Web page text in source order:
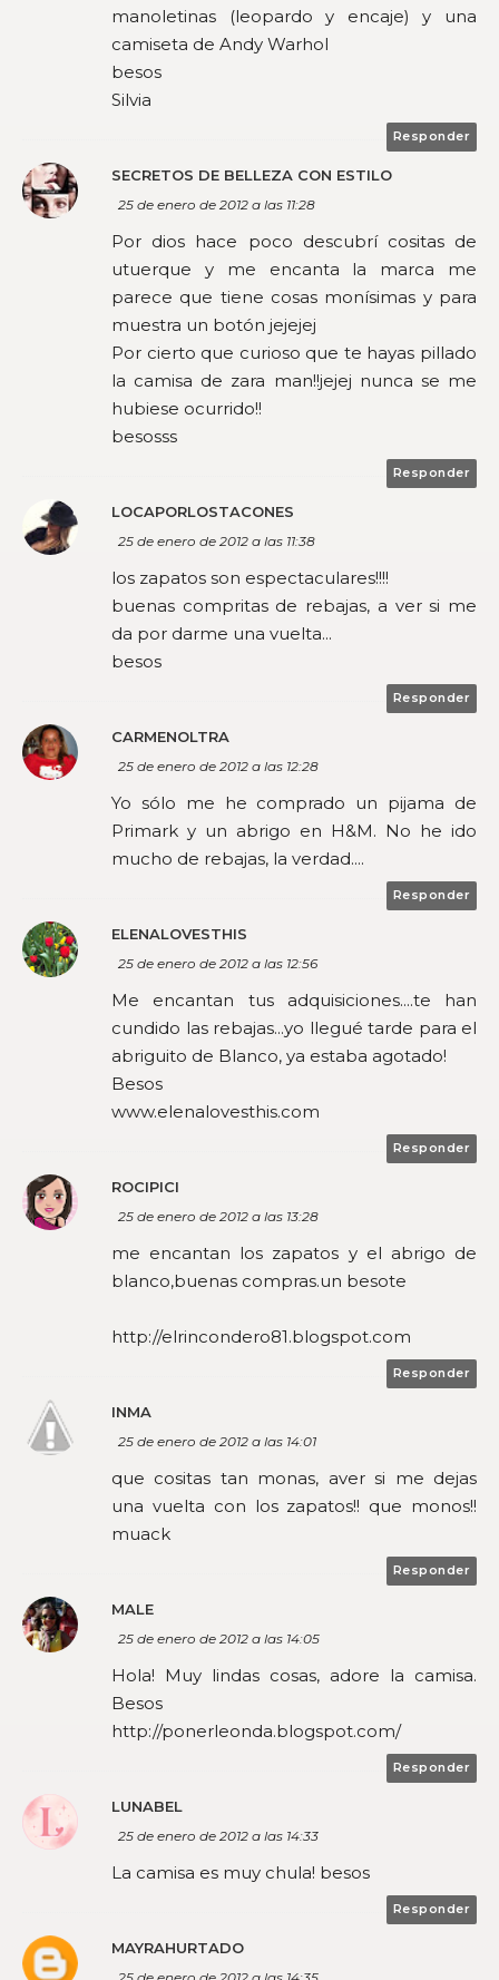
manoletinas (leopardo y encaje) y una
camiseta de Andy Warhol
besos
Silvia
Responder
SECRETOS DE BELLEZA CON ESTILO
25 de enero de 2012 a las 11:28
Por dios hace poco descubrí cositas de
utuerque y me encanta la marca me
parece que tiene cosas monísimas y para
muestra un botón jejejej
Por cierto que curioso que te hayas pillado
la camisa de zara man!!jejej nunca se me
hubiese ocurrido!!
besosss
Responder
LOCAPORLOSTACONES
25 de enero de 2012 a las 11:38
los zapatos son espectaculares!!!!
buenas compritas de rebajas, a ver si me
da por darme una vuelta...
besos
Responder
CARMENOLTRA
25 de enero de 2012 a las 12:28
Yo sólo me he comprado un pijama de
Primark y un abrigo en H&M. No he ido
mucho de rebajas, la verdad....
Responder
ELENALOVESTHIS
25 de enero de 2012 a las 12:56
Me encantan tus adquisiciones....te han
cundido las rebajas...yo llegué tarde para el
abriguito de Blanco, ya estaba agotado!
Besos
www.elenalovesthis.com
Responder
ROCIPICI
25 de enero de 2012 a las 13:28
me encantan los zapatos y el abrigo de
blanco,buenas compras.un besote
http://elrincondero81.blogspot.com
Responder
INMA
25 de enero de 2012 a las 14:01
que cositas tan monas, aver si me dejas
una vuelta con los zapatos!! que monos!!
muack
Responder
MALE
25 de enero de 2012 a las 14:05
Hola! Muy lindas cosas, adore la camisa.
Besos
http://ponerleonda.blogspot.com/
Responder
LUNABEL
25 de enero de 2012 a las 14:33
La camisa es muy chula! besos
Responder
MAYRAHURTADO